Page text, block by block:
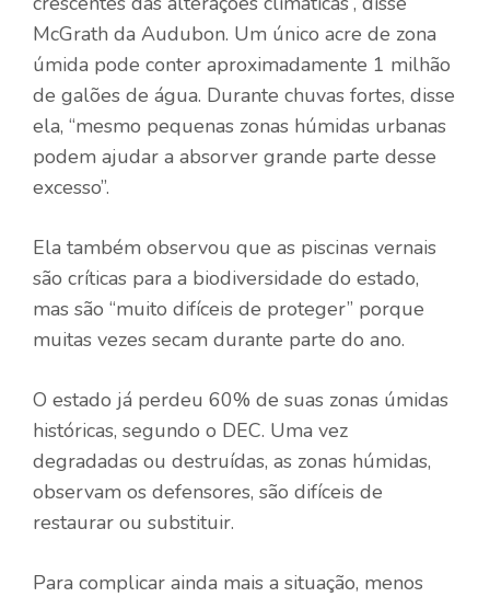
McGrath da Audubon. Um único acre de zona
úmida pode conter aproximadamente 1 milhão
de galões de água. Durante chuvas fortes, disse
ela, “mesmo pequenas zonas húmidas urbanas
podem ajudar a absorver grande parte desse
excesso”.
Ela também observou que as piscinas vernais
são críticas para a biodiversidade do estado,
mas são “muito difíceis de proteger” porque
muitas vezes secam durante parte do ano.
O estado já perdeu 60% de suas zonas úmidas
históricas, segundo o DEC. Uma vez
degradadas ou destruídas, as zonas húmidas,
observam os defensores, são difíceis de
restaurar ou substituir.
Para complicar ainda mais a situação, menos